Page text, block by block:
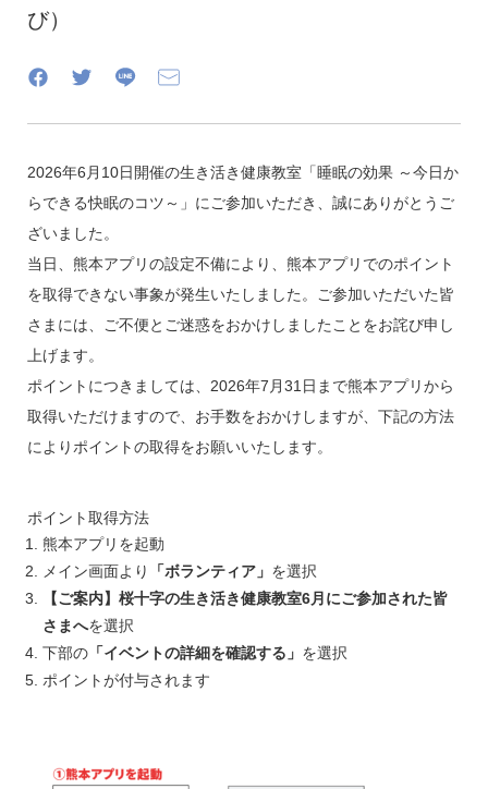
び）
2026年6月10日開催の生き活き健康教室「睡眠の効果 ～今日か
らできる快眠のコツ～」にご参加いただき、誠にありがとうご
ざいました。
当日、熊本アプリの設定不備により、熊本アプリでのポイント
を取得できない事象が発生いたしました。ご参加いただいた皆
さまには、ご不便とご迷惑をおかけしましたことをお詫び申し
上げます。
ポイントにつきましては、2026年7月31日まで熊本アプリから
取得いただけますので、お手数をおかけしますが、下記の方法
によりポイントの取得をお願いいたします。
ポイント取得方法
熊本アプリを起動
メイン画面より
「ボランティア」 を選択
【ご案内】桜十字の生き活き健康教室6月にご参加された皆
さまへを選択
下部の 「イベントの詳細を確認する」 を選択
ポイントが付与されます